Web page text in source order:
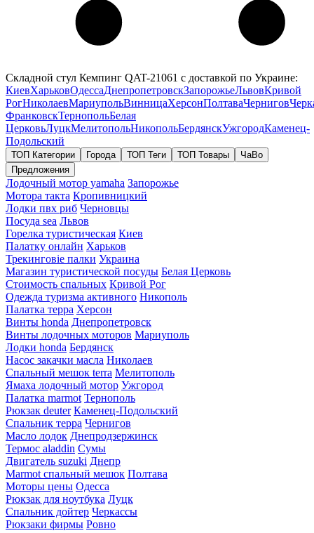
Складной стул Кемпинг QAT-21061 с доставкой по Украине:
КиевХарьковОдессаДнепропетровскЗапорожьеЛьвовКривой
РогНиколаевМариупольВинницаХерсонПолтаваЧернигов
ФранковскТернопольБелая
ЦерковьЛуцкМелитопольНикопольБердянскУжгородКаменец-
Подольский
ТОП Категории Города ТОП Теги ТОП Товары
ЧаВо
Предложения
Лодочный мотор yamaha Запорожье
Мотора такта Кропивницкий
Лодки пвх риб Черновцы
Посуда sea Львов
Горелка туристическая Киев
Палатку онлайн Харьков
Трекинговіе палки Украина
Магазин туристической посуды Белая Церковь
Стоимость спальных Кривой Рог
Одежда туризма активного Никополь
Палатка терра Херсон
Винты honda Днепропетровск
Винты лодочных моторов Мариуполь
Лодки honda Бердянск
Насос закачки масла Николаев
Спальный мешок terra Мелитополь
Ямаха лодочный мотор Ужгород
Палатка marmot Тернополь
Рюкзак deuter Каменец-Подольский
Спальник терра Чернигов
Масло лодок Днепродзержинск
Термос aladdin Сумы
Двигатель suzuki Днепр
Marmot спальный мешок Полтава
Моторы цены Одесса
Рюкзак для ноутбука Луцк
Спальник дойтер Черкассы
Рюкзаки фирмы Ровно